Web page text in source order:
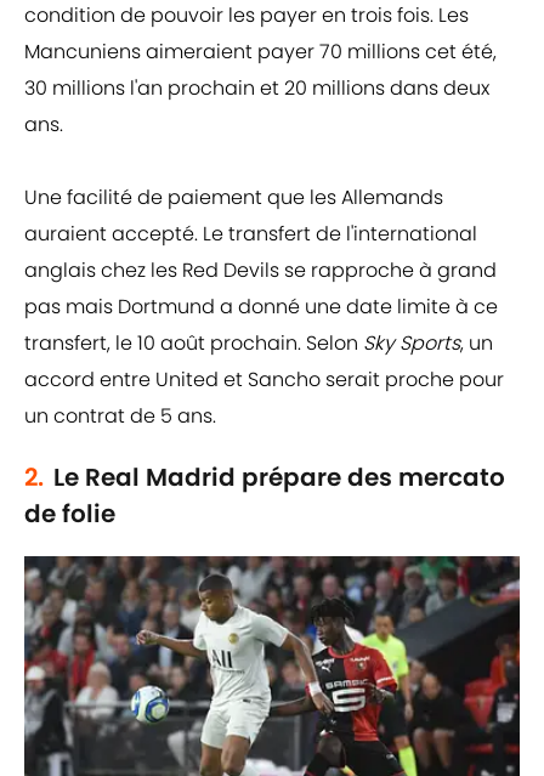
condition de pouvoir les payer en trois fois. Les
Mancuniens aimeraient payer 70 millions cet été,
30 millions l'an prochain et 20 millions dans deux
ans.
Une facilité de paiement que les Allemands
auraient accepté. Le transfert de l'international
anglais chez les Red Devils se rapproche à grand
pas mais Dortmund a donné une date limite à ce
transfert, le 10 août prochain. Selon Sky Sports, un
accord entre United et Sancho serait proche pour
un contrat de 5 ans.
2. Le Real Madrid prépare des mercato
de folie